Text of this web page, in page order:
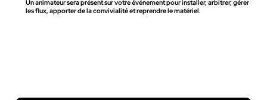
Un animateur sera présent sur votre événement pour installer, arbitrer, gérer
les flux, apporter de la convivialité et reprendre le matériel.